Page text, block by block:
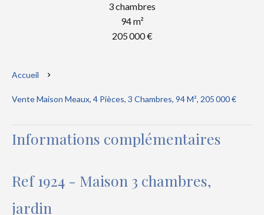
3 chambres
94 m²
205 000 €
Accueil
Vente Maison Meaux, 4 Pièces, 3 Chambres, 94 M², 205 000 €
Informations complémentaires
Ref 1924 - Maison 3 chambres,
jardin